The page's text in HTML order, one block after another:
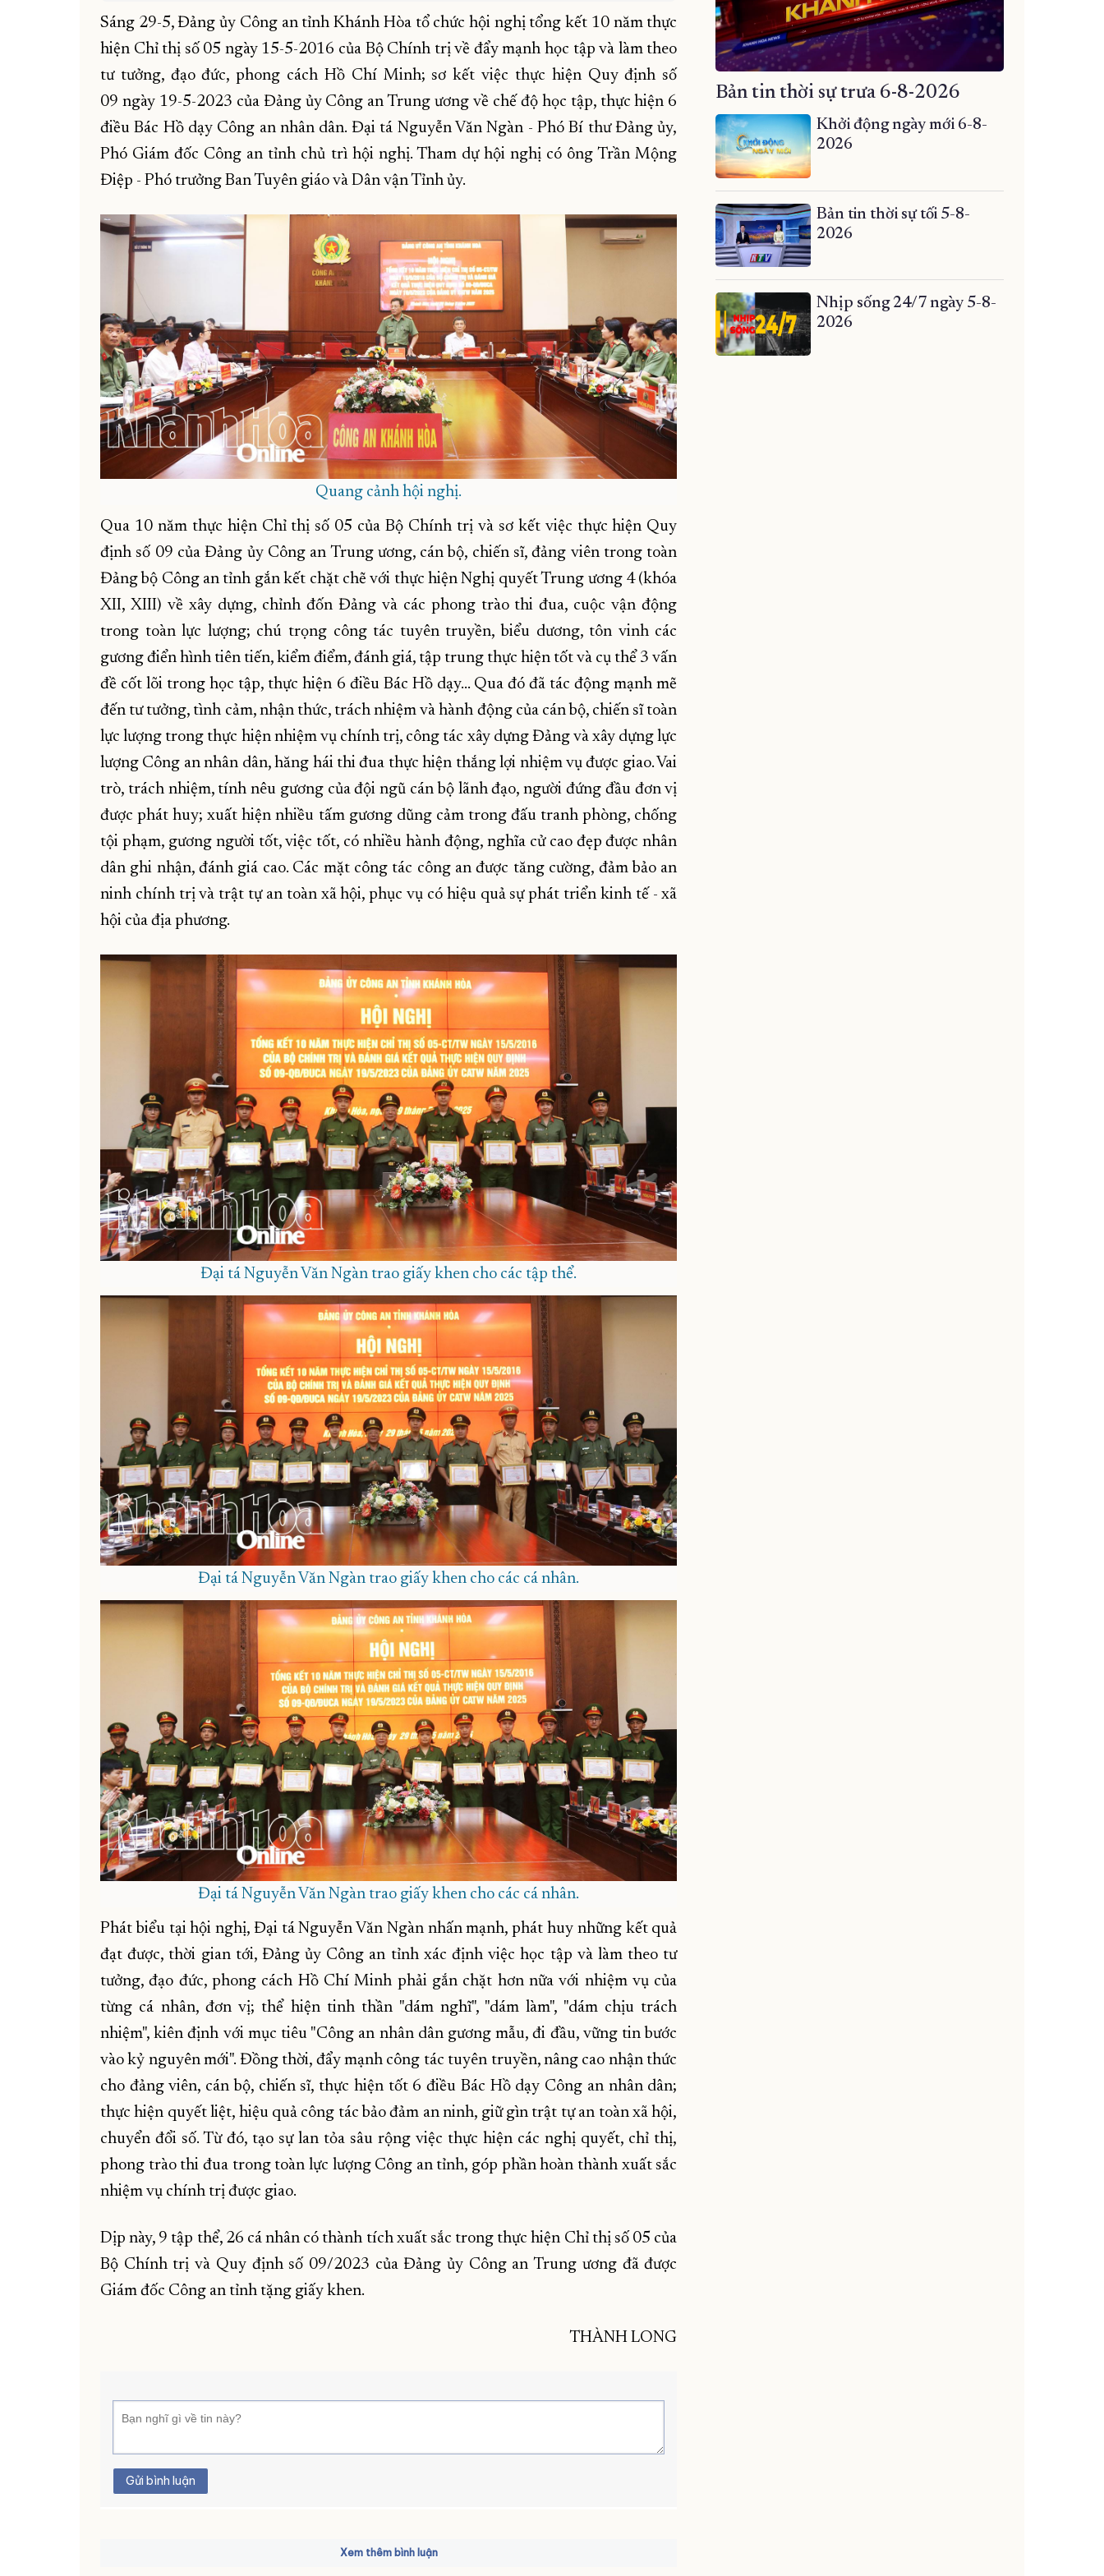
Sáng 29-5, Đảng ủy Công an tỉnh Khánh Hòa tổ chức hội nghị tổng kết 10 năm thực
hiện Chỉ thị số 05 ngày 15-5-2016 của Bộ Chính trị về đẩy mạnh học tập và làm theo
tư tưởng, đạo đức, phong cách Hồ Chí Minh; sơ kết việc thực hiện Quy định số
09 ngày 19-5-2023 của Đảng ủy Công an Trung ương về chế độ học tập, thực hiện 6
điều Bác Hồ dạy Công an nhân dân. Đại tá Nguyễn Văn Ngàn - Phó Bí thư Đảng ủy,
Phó Giám đốc Công an tỉnh chủ trì hội nghị. Tham dự hội nghị có ông Trần Mộng
Điệp - Phó trưởng Ban Tuyên giáo và Dân vận Tỉnh ủy.
Quang cảnh hội nghị.
Qua 10 năm thực hiện Chỉ thị số 05 của Bộ Chính trị và sơ kết việc thực hiện Quy
định số 09 của Đảng ủy Công an Trung ương, cán bộ, chiến sĩ, đảng viên trong toàn
Đảng bộ Công an tỉnh gắn kết chặt chẽ với thực hiện Nghị quyết Trung ương 4 (khóa
XII, XIII) về xây dựng, chỉnh đốn Đảng và các phong trào thi đua, cuộc vận động
trong toàn lực lượng; chú trọng công tác tuyên truyền, biểu dương, tôn vinh các
gương điển hình tiên tiến, kiểm điểm, đánh giá, tập trung thực hiện tốt và cụ thể 3 vấn
đề cốt lõi trong học tập, thực hiện 6 điều Bác Hồ dạy… Qua đó đã tác động mạnh mẽ
đến tư tưởng, tình cảm, nhận thức, trách nhiệm và hành động của cán bộ, chiến sĩ toàn
lực lượng trong thực hiện nhiệm vụ chính trị, công tác xây dựng Đảng và xây dựng lực
lượng Công an nhân dân, hăng hái thi đua thực hiện thắng lợi nhiệm vụ được giao. Vai
trò, trách nhiệm, tính nêu gương của đội ngũ cán bộ lãnh đạo, người đứng đầu đơn vị
được phát huy; xuất hiện nhiều tấm gương dũng cảm trong đấu tranh phòng, chống
tội phạm, gương người tốt, việc tốt, có nhiều hành động, nghĩa cử cao đẹp được nhân
dân ghi nhận, đánh giá cao. Các mặt công tác công an được tăng cường, đảm bảo an
ninh chính trị và trật tự an toàn xã hội, phục vụ có hiệu quả sự phát triển kinh tế - xã
hội của địa phương.
Đại tá Nguyễn Văn Ngàn trao giấy khen cho các tập thể.
Đại tá Nguyễn Văn Ngàn trao giấy khen cho các cá nhân.
Đại tá Nguyễn Văn Ngàn trao giấy khen cho các cá nhân.
Phát biểu tại hội nghị, Đại tá Nguyễn Văn Ngàn nhấn mạnh, phát huy những kết quả
đạt được, thời gian tới, Đảng ủy Công an tỉnh xác định việc học tập và làm theo tư
tưởng, đạo đức, phong cách Hồ Chí Minh phải gắn chặt hơn nữa với nhiệm vụ của
từng cá nhân, đơn vị; thể hiện tinh thần "dám nghĩ", "dám làm", "dám chịu trách
nhiệm", kiên định với mục tiêu "Công an nhân dân gương mẫu, đi đầu, vững tin bước
vào kỷ nguyên mới". Đồng thời, đẩy mạnh công tác tuyên truyền, nâng cao nhận thức
cho đảng viên, cán bộ, chiến sĩ, thực hiện tốt 6 điều Bác Hồ dạy Công an nhân dân;
thực hiện quyết liệt, hiệu quả công tác bảo đảm an ninh, giữ gìn trật tự an toàn xã hội,
chuyển đổi số. Từ đó, tạo sự lan tỏa sâu rộng việc thực hiện các nghị quyết, chỉ thị,
phong trào thi đua trong toàn lực lượng Công an tỉnh, góp phần hoàn thành xuất sắc
nhiệm vụ chính trị được giao.
Dịp này, 9 tập thể, 26 cá nhân có thành tích xuất sắc trong thực hiện Chỉ thị số 05 của
Bộ Chính trị và Quy định số 09/2023 của Đảng ủy Công an Trung ương đã được
Giám đốc Công an tỉnh tặng giấy khen.
THÀNH LONG
Gửi bình luận
Xem thêm bình luận
Bản tin thời sự trưa 6-8-2026
Khởi động ngày mới 6-8-
2026
Bản tin thời sự tối 5-8-
2026
Nhịp sống 24/7 ngày 5-8-
2026